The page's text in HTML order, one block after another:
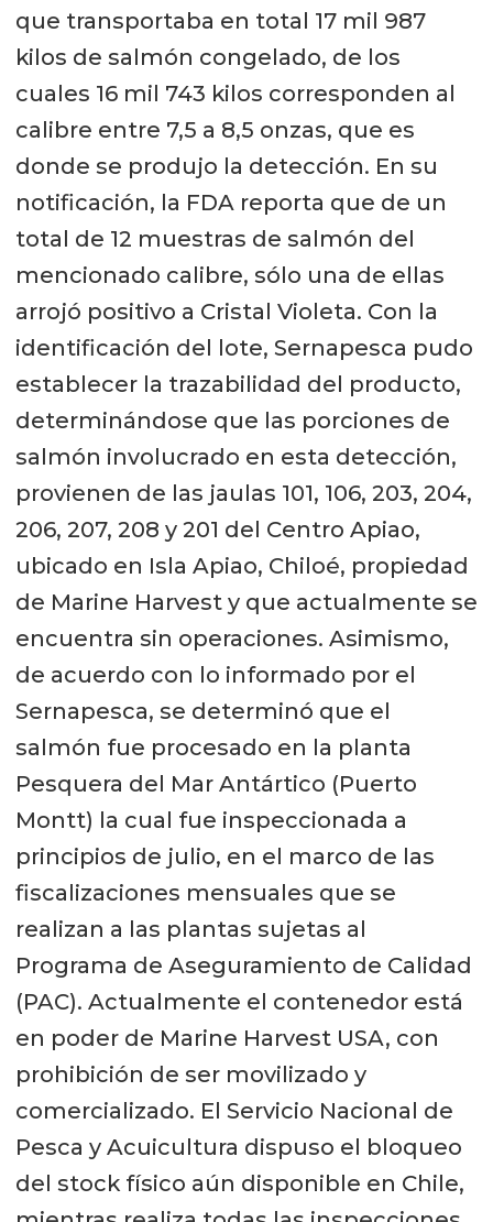
que transportaba en total 17 mil 987
kilos de salmón congelado, de los
cuales 16 mil 743 kilos corresponden al
calibre entre 7,5 a 8,5 onzas, que es
donde se produjo la detección. En su
notificación, la FDA reporta que de un
total de 12 muestras de salmón del
mencionado calibre, sólo una de ellas
arrojó positivo a Cristal Violeta. Con la
identificación del lote, Sernapesca pudo
establecer la trazabilidad del producto,
determinándose que las porciones de
salmón involucrado en esta detección,
provienen de las jaulas 101, 106, 203, 204,
206, 207, 208 y 201 del Centro Apiao,
ubicado en Isla Apiao, Chiloé, propiedad
de Marine Harvest y que actualmente se
encuentra sin operaciones. Asimismo,
de acuerdo con lo informado por el
Sernapesca, se determinó que el
salmón fue procesado en la planta
Pesquera del Mar Antártico (Puerto
Montt) la cual fue inspeccionada a
principios de julio, en el marco de las
fiscalizaciones mensuales que se
realizan a las plantas sujetas al
Programa de Aseguramiento de Calidad
(PAC). Actualmente el contenedor está
en poder de Marine Harvest USA, con
prohibición de ser movilizado y
comercializado. El Servicio Nacional de
Pesca y Acuicultura dispuso el bloqueo
del stock físico aún disponible en Chile,